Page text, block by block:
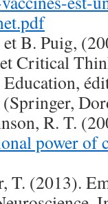
B. Puig,
Critical
R. T.
power of
T. (2013).